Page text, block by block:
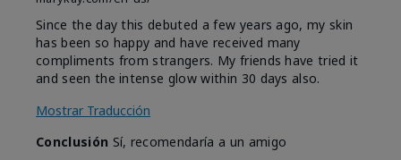
Since the day this debuted a few years ago, my skin
has been so happy and have received many
compliments from strangers. My friends have tried it
and seen the intense glow within 30 days also.
Mostrar Traducción
Conclusión Sí, recomendaría a un amigo